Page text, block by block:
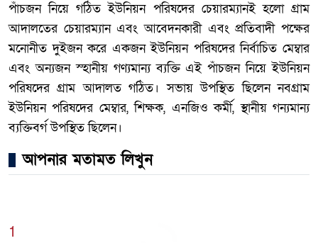
পাঁচজন নিয়ে গঠিত ইউনিয়ন পরিষদের চেয়ারম্যানই হলো গ্রাম
আদালতের চেয়ারম্যান এবং আবেদনকারী এবং প্রতিবাদী পক্ষের
মনোনীত দুইজন করে একজন ইউনিয়ন পরিষদের নির্বাচিত মেম্বার
এবং অন্যজন স্হানীয় গণ্যমান্য ব্যক্তি এই পাঁচজন নিয়ে ইউনিয়ন
পরিষদের গ্রাম আদালত গঠিত। সভায় উপস্থিত ছিলেন নবগ্রাম
ইউনিয়ন পরিষদের মেম্বার, শিক্ষক, এনজিও কর্মী, স্থানীয় গন্যমান্য
ব্যক্তিবর্গ উপস্থিত ছিলেন।
আপনার মতামত লিখুন
1